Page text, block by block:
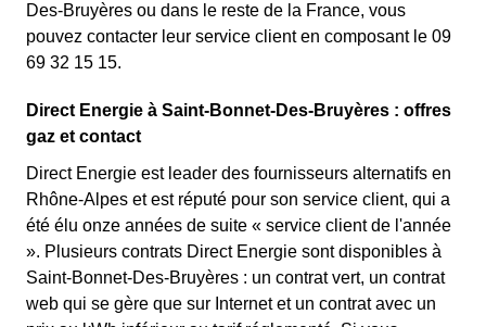
Des-Bruyères ou dans le reste de la France, vous
pouvez contacter leur service client en composant le 09
69 32 15 15.
Direct Energie à Saint-Bonnet-Des-Bruyères : offres
gaz et contact
Direct Energie est leader des fournisseurs alternatifs en
Rhône-Alpes et est réputé pour son service client, qui a
été élu onze années de suite « service client de l'année
». Plusieurs contrats Direct Energie sont disponibles à
Saint-Bonnet-Des-Bruyères : un contrat vert, un contrat
web qui se gère que sur Internet et un contrat avec un